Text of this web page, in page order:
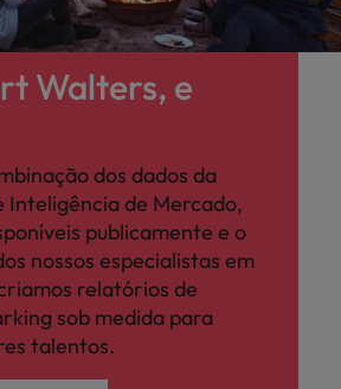
Walters, e
dos dados da
Inteligência de Mercado,
publicamente e o
nossos especialistas em
relatórios de
sob medida para
talentos.